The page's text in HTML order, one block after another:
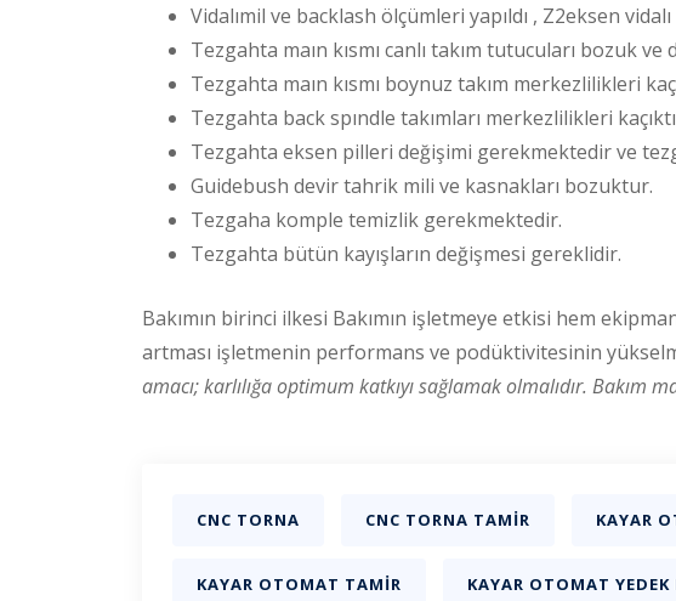
Vidalımil ve backlash ölçümleri yapıldı , Z2eksen
Tezgahta maın kısmı canlı takım tutucuları bozuk
Tezgahta maın kısmı boynuz takım merkezlilikleri
Tezgahta back spındle takımları merkezlilikleri
Tezgahta eksen pilleri değişimi gerekmektedir ve
Guidebush devir tahrik mili ve kasnakları bozuktur.
Tezgaha komple temizlik gerekmektedir.
Tezgahta bütün kayışların değişmesi gereklidir.
Bakımın birinci ilkesi Bakımın işletmeye etkisi hem
artması işletmenin performans ve podüktivitesinin
amacı; karlılığa optimum katkıyı sağlamak olmalıdır. Bakım
CNC TORNA CNC TORNA TAMIR KAYAR
KAYAR OTOMAT TAMIR KAYAR OTOMAT YEDEK